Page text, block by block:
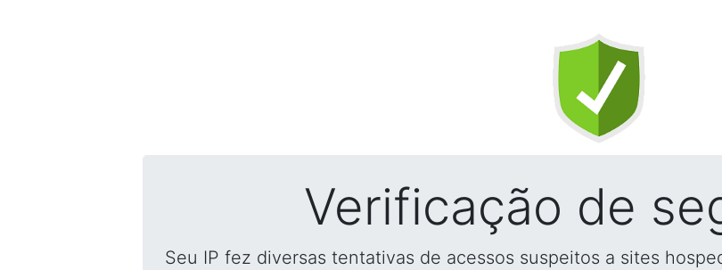
Verificação de
Seu IP fez diversas tentativas de acessos suspeitos a sites